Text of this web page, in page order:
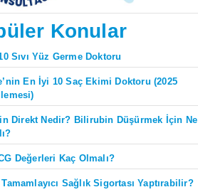
Konular
Sıvı Yüz Germe Doktoru
En İyi 10 Saç Ekimi Doktoru (2025
Direkt Nedir? Bilirubin Düşürmek İçin Ne
Değerleri Kaç Olmalı?
Sağlık Sigortası Yaptırabilir?